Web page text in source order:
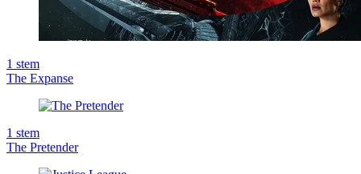
1 stem
The Expanse
1 stem
The Pretender